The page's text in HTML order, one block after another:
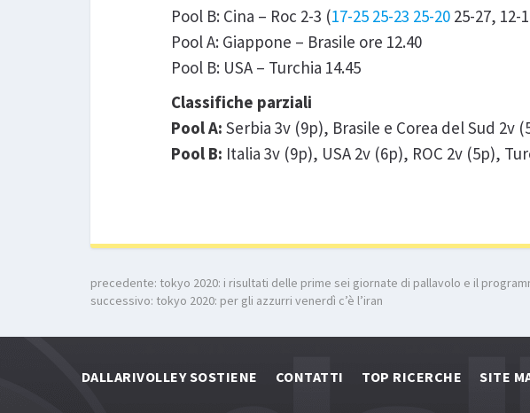
Pool B: Cina – Roc 2-3 (17-25 25-23 25-20 25-27, 12-
Pool A: Giappone – Brasile ore 12.40
Pool B: USA – Turchia 14.45
Classifiche parziali
Pool A: Serbia 3v (9p), Brasile e Corea del Sud 2v
Pool B: Italia 3v (9p), USA 2v (6p), ROC 2v (5p),
precedente: tokyo 2020: i risultati delle prime sei giornate di pallavolo e il
successivo: tokyo 2020: per gli azzurri venerdì c’è l’iran
DALLARIVOLLEY SOSTIENE CONTATTI TOP RICERCHE SITE